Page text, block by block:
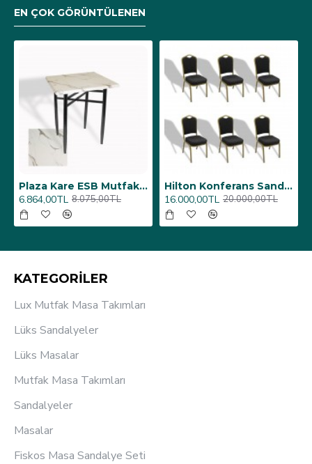
EN ÇOK GÖRÜNTÜLENEN
Üst Üste Konan Hilton Konferans Sandalye - (4 Adet)
12.000,00TL 15.000,00TL
Porselen Masa Tablası 80X160
26.350,00TL 31.000,00TL
KATEGORİLER
Lux Mutfak Masa Takımları
Lüks Sandalyeler
Lüks Masalar
Mutfak Masa Takımları
Sandalyeler
Masalar
Fiskos Masa Sandalye Seti